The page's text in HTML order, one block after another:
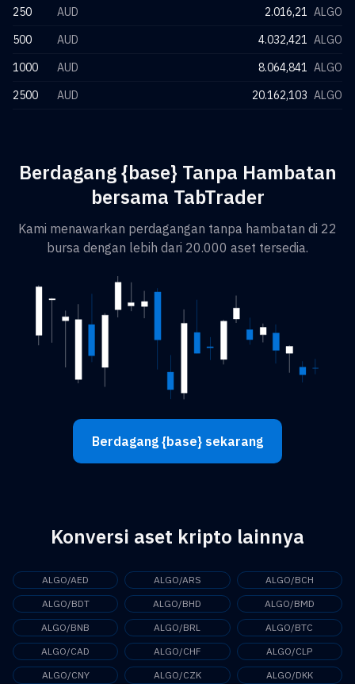
250
AUD 2.016,21 ALGO
500
AUD 4.032,421 ALGO
1000
AUD 8.064,841 ALGO
2500
AUD 20.162,103 ALGO
Berdagang {base} Tanpa Hambatan
bersama TabTrader
Kami menawarkan perdagangan tanpa hambatan di 22
bursa dengan lebih dari 20.000 aset tersedia.
Berdagang {base} sekarang
Konversi aset kripto lainnya
ALGO/AED ALGO/ARS
ALGO/BCH
ALGO/BDT
ALGO/BHD
ALGO/BMD
ALGO/BNB
ALGO/BRL
ALGO/BTC
ALGO/CAD
ALGO/CHF
ALGO/CLP
ALGO/CNY
ALGO/CZK
ALGO/DKK